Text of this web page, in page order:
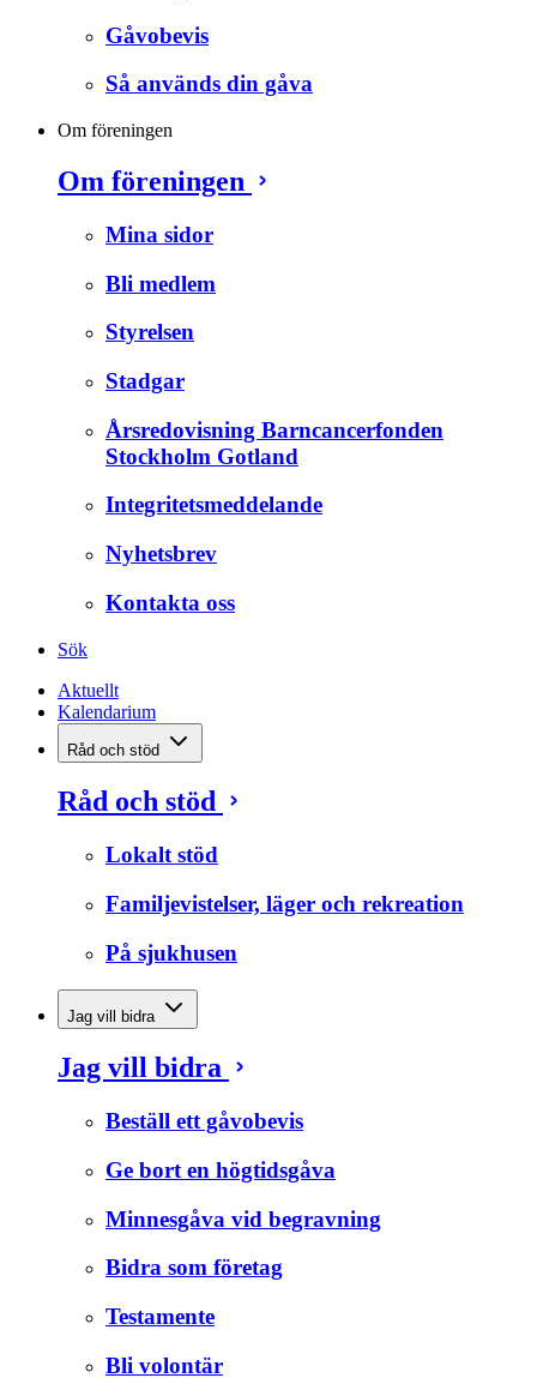
Gåvobevis
Så används din gåva
Om föreningen
Om föreningen
Mina sidor
Bli medlem
Styrelsen
Stadgar
Årsredovisning Barncancerfonden
Stockholm Gotland
Integritetsmeddelande
Nyhetsbrev
Kontakta oss
Sök
Aktuellt
Kalendarium
Råd och stöd
Råd och stöd
Lokalt stöd
Familjevistelser, läger och rekreation
På sjukhusen
Jag vill bidra
Jag vill bidra
Beställ ett gåvobevis
Ge bort en högtidsgåva
Minnesgåva vid begravning
Bidra som företag
Testamente
Bli volontär